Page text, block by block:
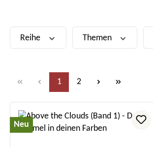
Reihe Themen
Seite
1 Seite
2
Neu